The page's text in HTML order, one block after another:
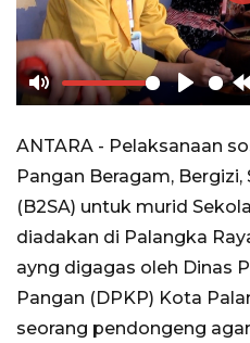
Mute Play
ANTARA - Pelaksanaan
Pangan Beragam,
(B2SA) untuk murid
diadakan di Palangka
ayng digagas oleh Dinas
Pangan (DPKP) Kota
seorang pendongeng